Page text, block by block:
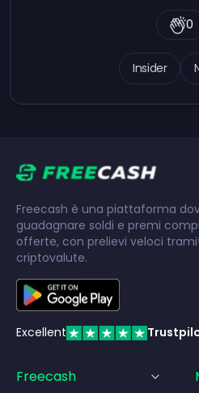
Insider
0
Freecash è una piattaforma
guadagnare soldi e premi
offerte, con prelievi veloci
criptovalute.
Excellent
Freecash